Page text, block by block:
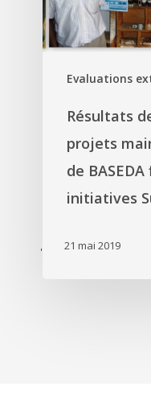
'
Evaluations
Résultats
projets
de
initiatives
21 mai 2019